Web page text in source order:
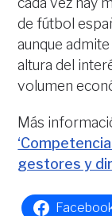
de fútbol
aunque
altura del
volumen
Más
gestores y